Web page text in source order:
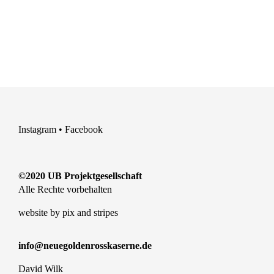
Instagram • Facebook
©2020 UB Projektgesellschaft
Alle Rechte vorbehalten
website by pix and stripes
info@neuegoldenrosskaserne.de
David Wilk